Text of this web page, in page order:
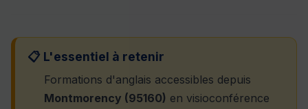
📋 L'essentiel à retenir
Formations d'anglais accessibles depuis
Montmorency (95160) en visioconférence